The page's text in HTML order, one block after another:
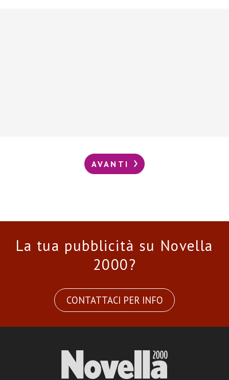
AVANTI
La tua pubblicità su Novella
2000?
CONTATTACI PER INFO